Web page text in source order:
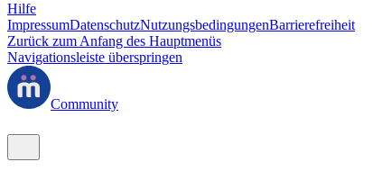
Hilfe
ImpressumDatenschutzNutzungsbedingungenBarrierefreiheit
Zurück zum Anfang des Hauptmenüs
Navigationsleiste überspringen
Community